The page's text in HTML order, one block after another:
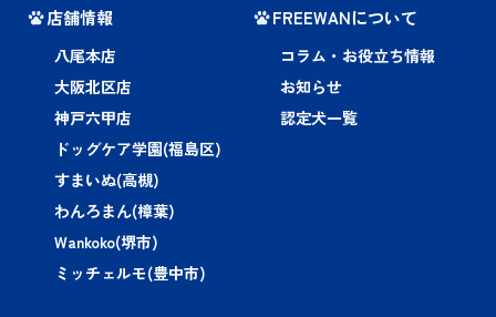
店舗情報
八尾本店
大阪北区店
神戸六甲店
ドッグケア学園(福島区)
すまいぬ(高槻)
わんろまん(樟葉)
Wankoko(堺市)
ミッチェルモ(豊中市)
FREEWANについて
コラム・お役立ち情報
お知らせ
認定犬一覧